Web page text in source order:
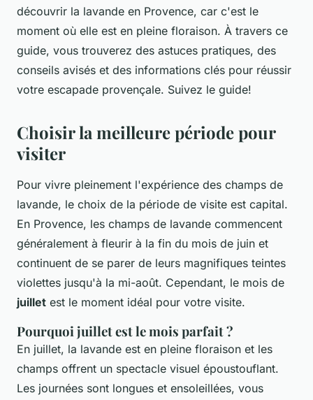
découvrir la lavande en Provence, car c'est le
moment où elle est en pleine floraison. À travers ce
guide, vous trouverez des astuces pratiques, des
conseils avisés et des informations clés pour réussir
votre escapade provençale. Suivez le guide!
Choisir la meilleure période pour
visiter
Pour vivre pleinement l'expérience des champs de
lavande, le choix de la période de visite est capital.
En Provence, les champs de lavande commencent
généralement à fleurir à la fin du mois de juin et
continuent de se parer de leurs magnifiques teintes
violettes jusqu'à la mi-août. Cependant, le mois de
juillet est le moment idéal pour votre visite.
Pourquoi juillet est le mois parfait ?
En juillet, la lavande est en pleine floraison et les
champs offrent un spectacle visuel époustouflant.
Les journées sont longues et ensoleillées, vous